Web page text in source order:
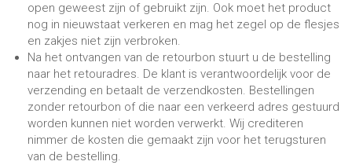
open geweest zijn of gebruikt zijn. Ook moet het product
nog in nieuwstaat verkeren en mag het zegel op de flesjes
en zakjes niet zijn verbroken.
Na het ontvangen van de retourbon stuurt u de bestelling
naar het retouradres. De klant is verantwoordelijk voor de
verzending en betaalt de verzendkosten. Bestellingen
zonder retourbon of die naar een verkeerd adres gestuurd
worden kunnen niet worden verwerkt. Wij crediteren
nimmer de kosten die gemaakt zijn voor het terugsturen
van de bestelling.